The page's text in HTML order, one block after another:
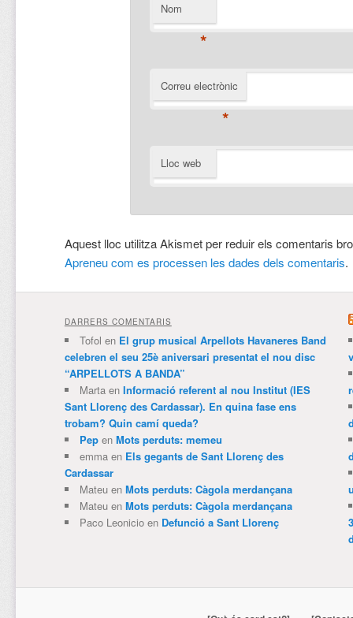
Nom
*
Correu electrònic
*
Lloc web
Aquest lloc utilitza Akismet per reduir els comentaris
Apreneu com es processen les dades dels comentaris.
DARRERS COMENTARIS
Tofol en El grup musical Arpellots Havaneres Band
celebren el seu 25è aniversari presentat el nou disc
“ARPELLOTS A BANDA”
Martaen Informació referent al nou Institut (IES
Sant Llorenç des Cardassar). En quina fase ens
trobam? Quin camí queda?
Pepen Mots perduts: memeu
emmaen Els gegants de Sant Llorenç des
Cardassar
Mateuen Mots perduts: Càgola merdançana
Mateuen Mots perduts: Càgola merdançana
Paco Leonicioen Defunció a Sant Llorenç